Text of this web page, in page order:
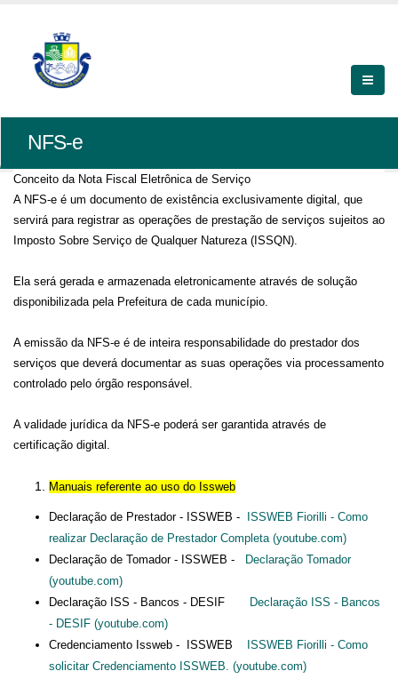
NFS-e
Conceito da Nota Fiscal Eletrônica de Serviço
A NFS-e é um documento de existência exclusivamente digital, que
servirá para registrar as operações de prestação de serviços sujeitos ao
Imposto Sobre Serviço de Qualquer Natureza (ISSQN).
Ela será gerada e armazenada eletronicamente através de solução
disponibilizada pela Prefeitura de cada município.
A emissão da NFS-e é de inteira responsabilidade do prestador dos
serviços que deverá documentar as suas operações via processamento
controlado pelo órgão responsável.
A validade jurídica da NFS-e poderá ser garantida através de
certificação digital.
Manuais referente ao uso do Issweb
Declaração de Prestador - ISSWEB -
ISSWEB Fiorilli - Como
realizar Declaração de Prestador Completa (youtube.com)
Declaração de Tomador - ISSWEB -
Declaração Tomador
(youtube.com)
Declaração ISS - Bancos - DESIF
Declaração ISS - Bancos
- DESIF (youtube.com)
Credenciamento Issweb - ISSWEB
ISSWEB Fiorilli - Como
solicitar Credenciamento ISSWEB. (youtube.com)